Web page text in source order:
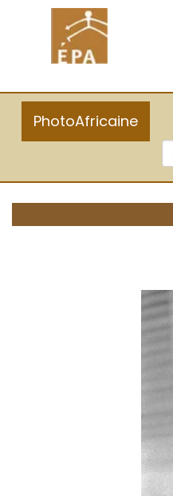
PhotoAfricaine